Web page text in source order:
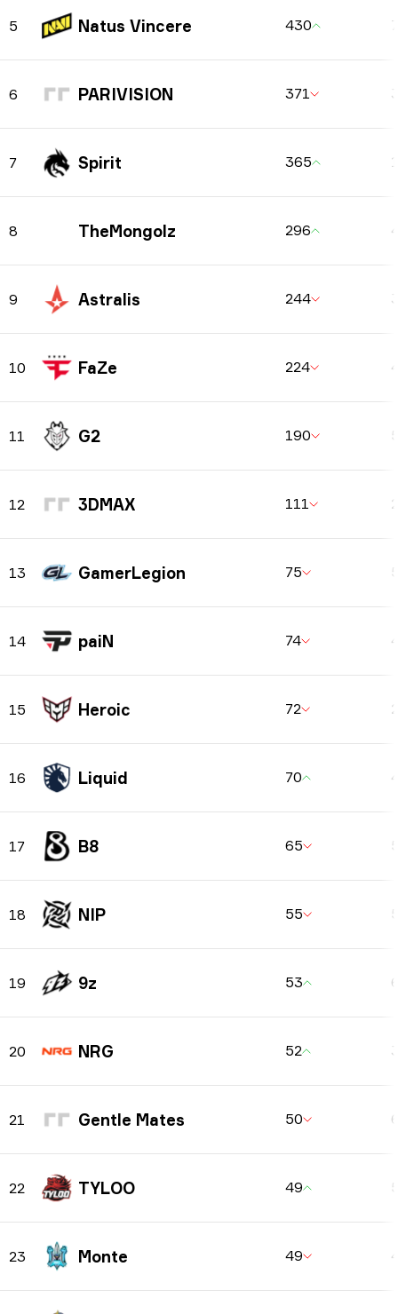
5 Natus Vincere 430
6 PARIVISION 371
7 Spirit 365
8 TheMongolz 296
9 Astralis 244
10 FaZe 224
11 G2 190
12 3DMAX 111
13 GamerLegion 75
14 paiN 74
15 Heroic 72
16 Liquid 70
17 B8 65
18 NIP 55
19 9z 53
20 NRG 52
21 Gentle Mates 50
22 TYLOO 49
23 Monte 49